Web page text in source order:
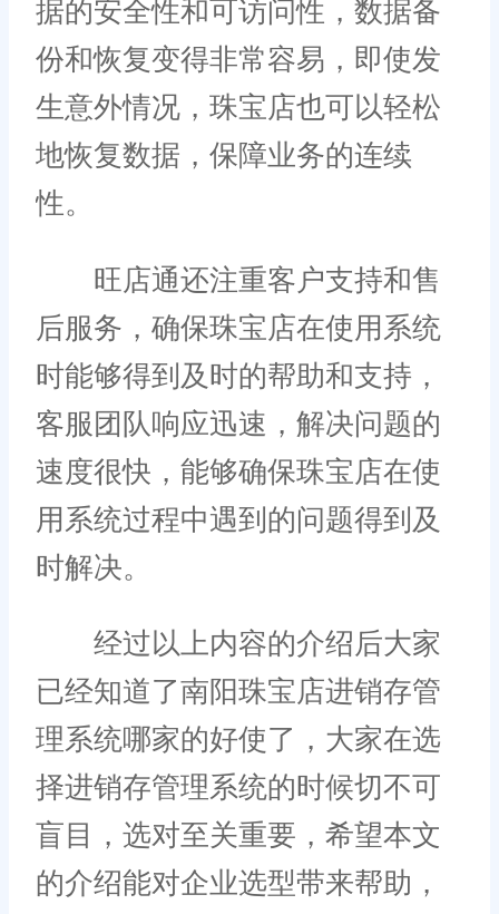
据的安全性和可访问性，数据备
份和恢复变得非常容易，即使发
生意外情况，珠宝店也可以轻松
地恢复数据，保障业务的连续
性。
旺店通还注重客户支持和售
后服务，确保珠宝店在使用系统
时能够得到及时的帮助和支持，
客服团队响应迅速，解决问题的
速度很快，能够确保珠宝店在使
用系统过程中遇到的问题得到及
时解决。
经过以上内容的介绍后大家
已经知道了南阳珠宝店进销存管
理系统哪家的好使了，大家在选
择进销存管理系统的时候切不可
盲目，选对至关重要，希望本文
的介绍能对企业选型带来帮助，